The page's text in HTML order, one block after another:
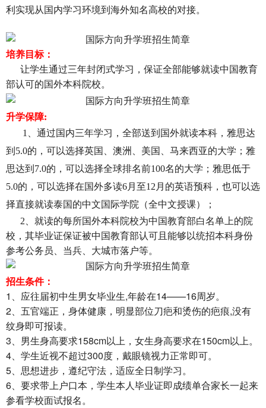
利实现从国内学习环境到海外知名高校的对接。
培养目标：
让学生通过三年封闭式学习，保证全部能够就读中国教育
部认可的国外本科院校。
升学保障:
1、 通过国内三年学习，全部送到国外就读本科，雅思达
到5.0的，可以选择英国、澳洲、美国、马来西亚的大学；雅
思达到7.0的，可以选择全球排名前100名的大学；雅思低于
5.0的，可以选择在国外多读6月至12月的英语预科，也可以选
择直接就读泰国的中文国际学院 （全中文授课）；
2、就读的每所国外本科院校为中国教育部白名单上的院
校，其毕业证保证被中国教育部认可且能够以统招本科身份
参考公务员、当兵、大城市落户等。
招生条件：
1、应往届初中生男女毕业生,年龄在14——16周岁。
2、五官端正，身体健康，明显部位刀疤和烫伤的疤痕,没有
纹身即可报读。
3、男生身高要求158cm以上，女生身高要求在150cm以上。
4、学生近视不超过300度，戴眼镜视力正常即可。
5、思想进步，遵纪守法，适应全日制学习。
6、要求带上户口本，学生本人毕业证即成绩单合家长一起来
参看学校面试报名。